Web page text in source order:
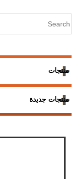
منتجات
منتجات جديدة